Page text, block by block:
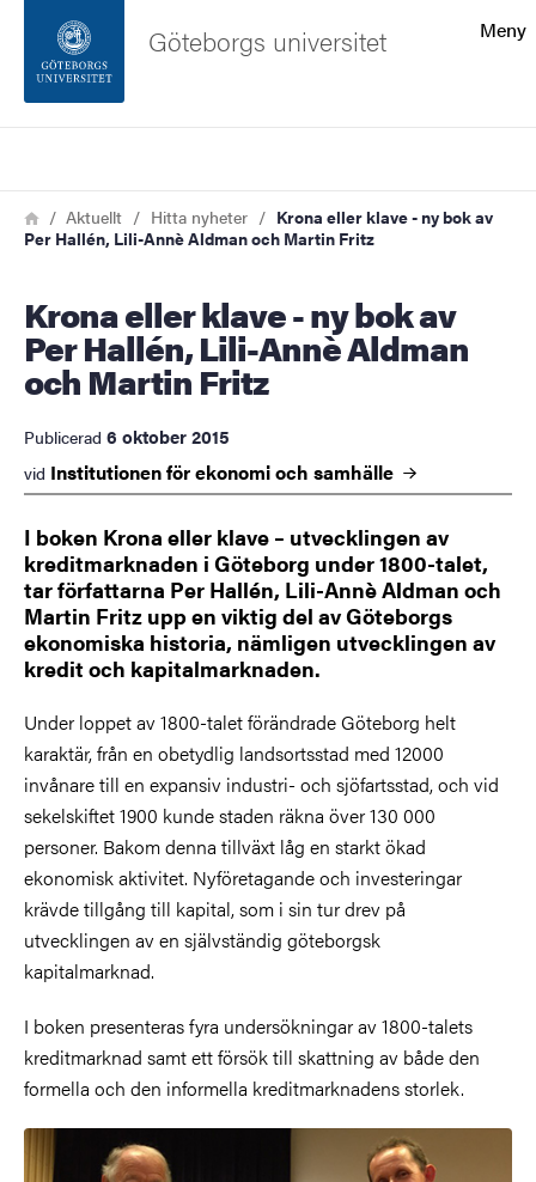
Sidfoten
Om webbplatsen
Meny
Göteborgs universitet
Länkstig
HemAktuellt Hitta nyheter
Krona eller klave - ny bok av
Per Hallén, Lili-Annè Aldman och Martin Fritz
Krona eller klave - ny bok av
Per Hallén, Lili-Annè Aldman
och Martin Fritz
Publicerad 6 oktober 2015
vid Institutionen för ekonomi och samhälle
I boken Krona eller klave – utvecklingen av
kreditmarknaden i Göteborg under 1800-talet,
tar författarna Per Hallén, Lili-Annè Aldman och
Martin Fritz upp en viktig del av Göteborgs
ekonomiska historia, nämligen utvecklingen av
kredit och kapitalmarknaden.
Under loppet av 1800-talet förändrade Göteborg helt
karaktär, från en obetydlig landsortsstad med 12000
invånare till en expansiv industri- och sjöfartsstad, och vid
sekelskiftet 1900 kunde staden räkna över 130 000
personer. Bakom denna tillväxt låg en starkt ökad
ekonomisk aktivitet. Nyföretagande och investeringar
krävde tillgång till kapital, som i sin tur drev på
utvecklingen av en självständig göteborgsk
kapitalmarknad.
I boken presenteras fyra undersökningar av 1800-talets
kreditmarknad samt ett försök till skattning av både den
formella och den informella kreditmarknadens storlek.